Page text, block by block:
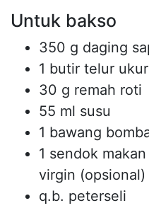
Untuk bakso
350 g daging
1 butir telur
30 g remah roti
55 ml susu
1 bawang
1 sendok
virgin (opsional)
q.b. peterseli